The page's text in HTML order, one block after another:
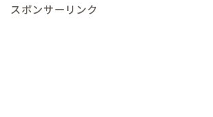
スポンサーリンク